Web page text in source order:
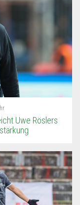
Uwe Röslers